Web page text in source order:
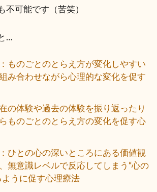
不可能です（苦笑）
…
ものごとのとらえ方が変化しやすい
み合わせながら心理的な変化を促す
の体験や過去の体験を振り返ったり
ものごとのとらえ方の変化を促す心
ひとの心の深いところにある価値観
無意識レベルで反応してしまう“心の
ように促す心理療法